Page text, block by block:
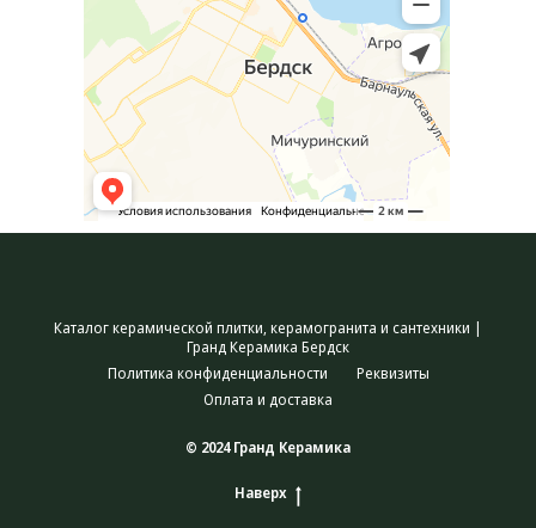
Каталог керамической плитки, керамогранита и сантехники |
Гранд Керамика Бердск
Политика конфиденциальности
Реквизиты
Оплата и доставка
© 2024 Гранд Керамика
Наверх